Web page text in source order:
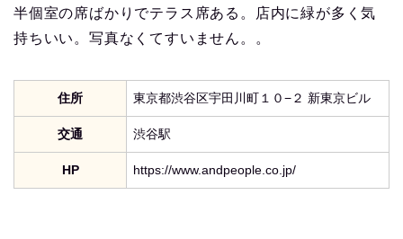
半個室の席ばかりでテラス席ある。店内に緑が多く気
持ちいい。写真なくてすいません。。
住所 東京都渋谷区宇田川町１０−２ 新東京ビル
交通 渋谷駅
HP https://www.andpeople.co.jp/